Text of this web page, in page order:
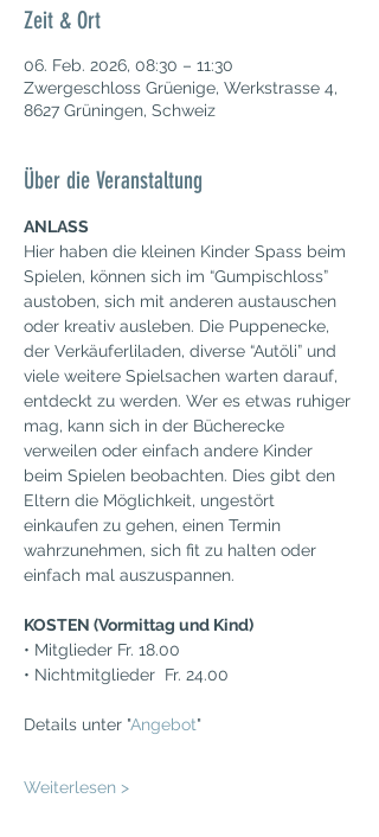
Zeit & Ort
06. Feb. 2026, 08:30 – 11:30
Zwergeschloss Grüenige, Werkstrasse 4,
8627 Grüningen, Schweiz
Über die Veranstaltung
ANLASS
Hier haben die kleinen Kinder Spass beim
Spielen, können sich im “Gumpischloss”
austoben, sich mit anderen austauschen
oder kreativ ausleben. Die Puppenecke,
der Verkäuferliladen, diverse “Autöli” und
viele weitere Spielsachen warten darauf,
entdeckt zu werden. Wer es etwas ruhiger
mag, kann sich in der Bücherecke
verweilen oder einfach andere Kinder
beim Spielen beobachten. Dies gibt den
Eltern die Möglichkeit, ungestört
einkaufen zu gehen, einen Termin
wahrzunehmen, sich fit zu halten oder
einfach mal auszuspannen.
KOSTEN (Vormittag und Kind)
• Mitglieder Fr. 18.00
• Nichtmitglieder  Fr. 24.00
Details unter "Angebot"
Weiterlesen >